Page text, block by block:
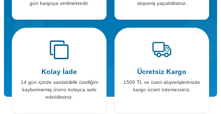
gün kargoya verilmektedir.
alışveriş yapabilirsiniz.
Kolay İade
14 gün içinde satılabilirlik özelliğini
kaybetmemiş ürünü kolayca iade
edebilirsiniz.
Ücretsiz Kargo
1500 TL ve üzeri alışverişlerinizde
kargo ücreti ödemezsiniz.